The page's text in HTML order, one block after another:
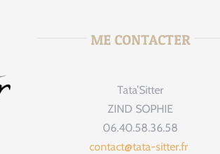
ME CONTACTER
Tata’Sitter
ZIND SOPHIE
06.40.58.36.58
contact@tata-sitter.fr
tata_sitter
Août 6